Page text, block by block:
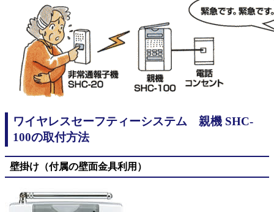
ワイヤレスセーフティーシステム 親機 SHC-
100の取付方法
壁掛け（付属の壁面金具利用）